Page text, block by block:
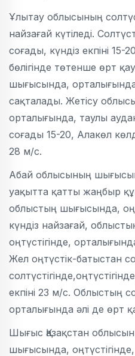
Ұлытау облысының
найзағай күтіледі.
соғады, күндіз екпіні
бөлігінде төтенше өрт
шығысында,
сақталады. Жетісу
орталығында, таулы
соғады 15-20, Алакөл
28 м/с.
Абай облысының
уақытта қатты жаңбыр
облыстың шығысында,
күндіз найзағай,
оңтүстігінде,
Жел оңтүстік-батыстан
екпіні 23 м/с. Облыстың
орталығында әлі де өрт
Шығыс Қазақстан
шығысында,